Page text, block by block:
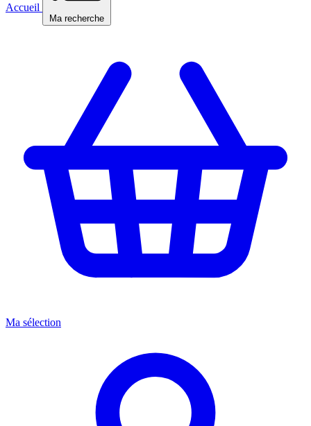
Accueil
Ma recherche
Ma sélection